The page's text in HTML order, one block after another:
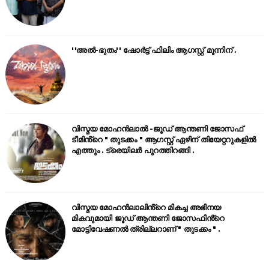
''അൽ-ഭുതം'' ഷോർട്ട് ഫിലിം ആഗസ്റ്റ് മൂന്നിന് .
വിസ്മയ മോഹൻലാൽ -ജൂഡ് ആന്തണി ജോസഫ്
ടീമിൻ്റെ " തുടക്കം " ആഗസ്റ്റ് ഏഴിന് തിയേറ്ററുകളിൽ
എത്തും . ട്രെയിലർ പുറത്തിറങ്ങി .
വിസ്മയ മോഹൻലാലിൻ്റെ മികച്ച അഭിനയ
മികവുമായി ജൂഡ് ആന്തണി ജോസഫിൻ്റെ
മോട്ടിവേഷണൽ ത്രില്ലറാണ് " തുടക്കം " .